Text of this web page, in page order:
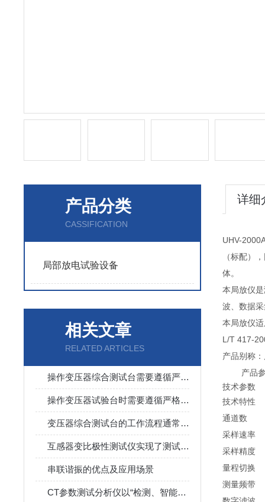
产品分类
CASSIFICATION
局部放电试验设备
相关文章
RELATED ARTICLES
操作变压器综合测试台需要遵循严格的安全规程
操作变压器试验台时需要遵循严格的安全规程
变压器综合测试台的工作流程通常分为以下几个环节
互感器变比极性测试仪实现了测试的集成化与简便性
串联谐振的优点及应用场景
CT参数测试分析仪以“检测、智能便捷”为核心
详细
UHV-
（标配）
体。
本局放仪
波、数据
本局放仪
L/T 417-
产品别称
产品参
技术参数
技术特性
通道数
采样速率
采样精度
量程切换
测量频带